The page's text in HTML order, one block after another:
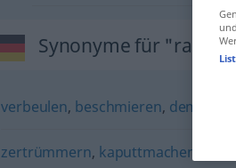
Synonyme für
verbeulen, beschmieren,
zertrümmern, kaputtmachen